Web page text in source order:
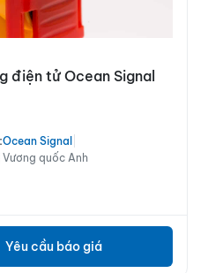
điện tử Ocean Signal
Ocean Signal
quốc Anh
Yêu cầu báo giá